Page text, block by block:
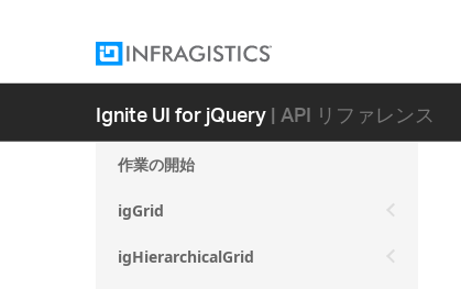
Ignite UI for jQuery| API リファレンス
作業の開始
igGrid
igHierarchicalGrid